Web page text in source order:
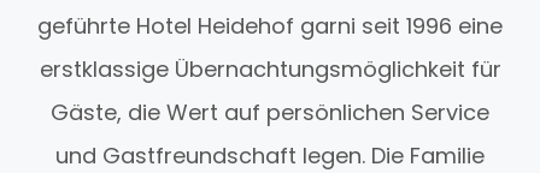
geführte Hotel Heidehof garni seit 1996 eine
erstklassige Übernachtungsmöglichkeit für
Gäste, die Wert auf persönlichen Service
und Gastfreundschaft legen. Die Familie